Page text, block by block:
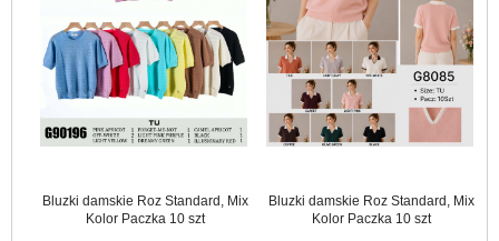
Bluzki damskie Roz Standard, Mix
Kolor Paczka 10 szt
Bluzki damskie Roz Standard, Mix
Kolor Paczka 10 szt